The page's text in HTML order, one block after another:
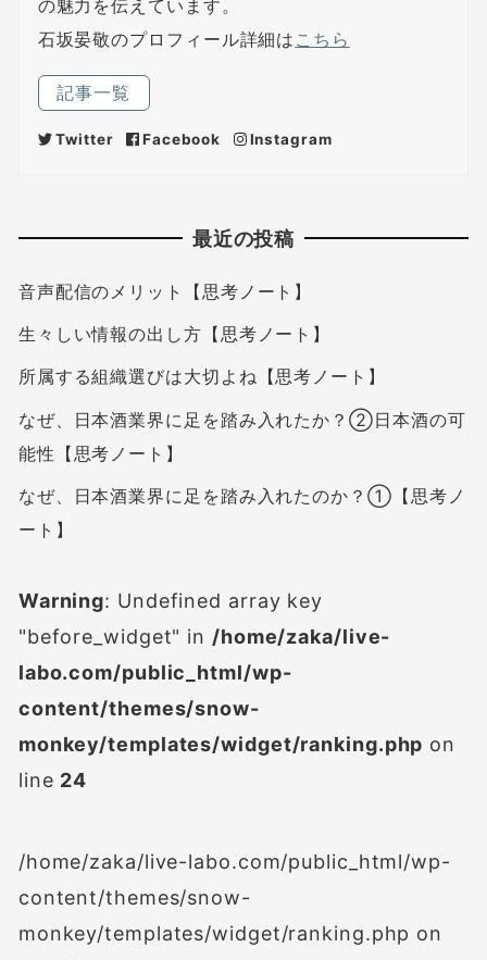
の魅力を伝えています。
石坂晏敬のプロフィール詳細は こちら
記事一覧
Twitter Facebook Instagram
最近の投稿
音声配信のメリット【思考ノート】
生々しい情報の出し方【思考ノート】
所属する組織選びは大切よね【思考ノート】
なぜ、日本酒業界に足を踏み入れたか？②日本酒の可
能性【思考ノート】
なぜ、日本酒業界に足を踏み入れたのか？①【思考ノ
ート】
Warning: Undefined array key
"before_widget" in /home/zaka/live-
labo.com/public_html/wp-
content/themes/snow-
monkey/templates/widget/ranking.php on
line 24
/home/zaka/live-labo.com/public_html/wp-
content/themes/snow-
monkey/templates/widget/ranking.php on